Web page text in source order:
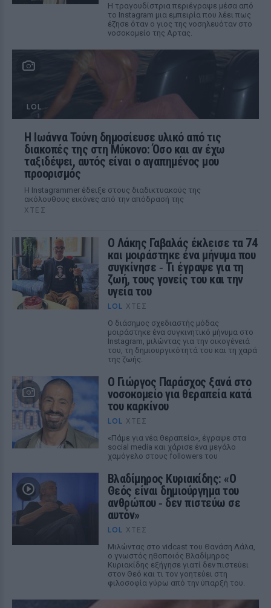
Η τραγουδίστρια περιέγραψε μέσα από
το Instagram μια εμπειρία που λέει πως
έζησε όταν ο γιος της νοσηλευόταν στο
νοσοκομείο της Αρτας.
LOL
Η Ιωάννα Τούνη δημοσίευσε υλικό από τις
διακοπές της στη Μύκονο: Όσο και αν έχω
ταξιδέψει, αυτός είναι ο αγαπημένος μου
προορισμός
Η Instagrammer έδειξε στους διαδικτυακούς της
ακόλουθους εικόνες από την απόδρασή της
ΧΤΕΣ
Ο Λάκης Γαβαλάς έκλεισε τα 74
και μοιράστηκε ένα μήνυμα που
συγκίνησε ‑ Τι έγραψε για τη
ζωή, τους γονείς του και την
υγεία του
LOL ΧΤΕΣ
Ο διάσημος σχεδιαστής μόδας
μοιράστηκε ένα συγκινητικό μήνυμα στο
Instagram, μιλώντας για την οικογένειά
του, τη δημιουργικότητά του και τη χαρά
της ζωής.
O Γιώργος Παράσχος ξανά στο
νοσοκομείο για θεραπεία κατά
του καρκίνου
LOL ΧΤΕΣ
«Πάμε για νέα θεραπεία», έγραψε στα
social media και χάρισε ένα μεγάλο
χαμόγελο στους followers του
Βλαδίμηρος Κυριακίδης: «Ο
Θεός είναι δημιούργημα του
ανθρώπου ‑ δεν πιστεύω σε
αυτόν»
LOL ΧΤΕΣ
Μιλώντας στο vidcast του Θανάση Λάλα,
ο γνωστός ηθοποιός Βλαδίμηρος
Κυριακίδης εξήγησε γιατί δεν πιστεύει
στον Θεό και τι τον γοητεύει στη
φιλοσοφία γύρω από την ύπαρξή του.